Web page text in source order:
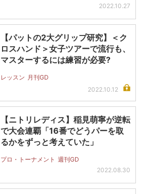
2022.10.27
【パットの2大グリップ研究】＜ク
ロスハンド＞女子ツアーで流行も、
マスターするには練習が必要?
レッスン 月刊GD
2022.10.12
【ニトリレディス】稲見萌寧が逆転
で大会連覇「16番でどうパーを取
るかをずっと考えていた」
プロ・トーナメント 週刊GD
2022.08.30